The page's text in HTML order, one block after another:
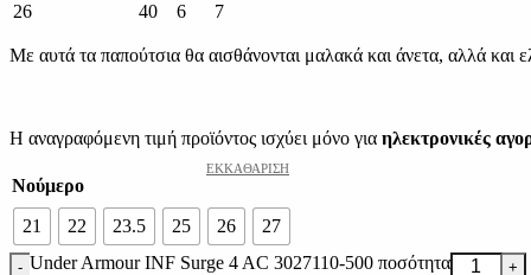
26
40 6 7
Με αυτά τα παπούτσια θα αισθάνονται μαλακά και άνετα, αλλά και
Η αναγραφόμενη τιμή προϊόντος ισχύει μόνο για ηλεκτρονικές
Νούμερο
21 22 23.5 25 26 27
ΕΚΚΑΘΆΡΙΣΗ
Under Armour INF Surge 4 AC 3027110-500 ποσότητα